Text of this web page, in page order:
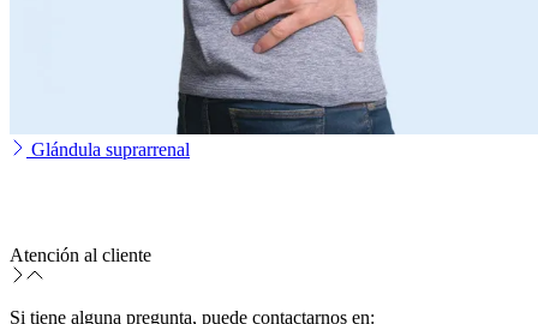
Glándula suprarrenal
Atención al cliente
Si tiene alguna pregunta, puede contactarnos en: